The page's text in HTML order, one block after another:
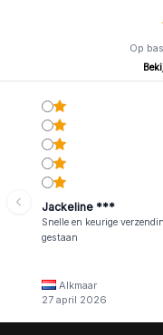
Op
Jackeline ***
Snelle en keurige
gestaan
Alkmaar
27 april 2026